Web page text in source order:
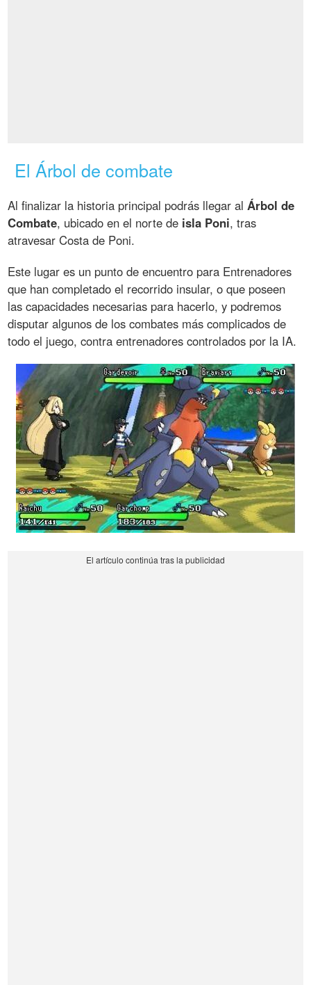
El Árbol de combate
Al finalizar la historia principal podrás llegar alÁrbol de
Combate, ubicado en el norte de isla Poni, tras
atravesar Costa de Poni.
Este lugar es un punto de encuentro para Entrenadores
que han completado el recorrido insular, o que poseen
las capacidades necesarias para hacerlo, y podremos
disputar algunos de los combates más complicados de
todo el juego, contra entrenadores controlados por la IA.